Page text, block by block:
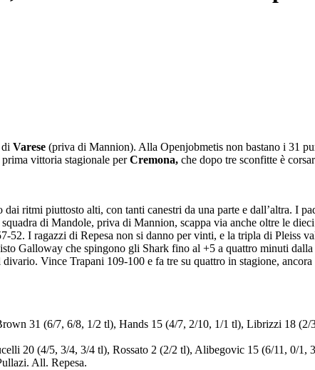
Varese (priva di Mannion). Alla Openjobmetis non bastano i 31
vittoria stagionale perCremona, che dopo tre sconfitte è
ritmi piuttosto alti, con tanti canestri da una parte e dall’altra. I
di Mandole, priva di Mannion, scappa via anche oltre le
I ragazzi di Repesa non si danno per vinti, e la tripla di Pleiss
Galloway che spingono gli Shark fino al +5 a quattro minuti
Vince Trapani 109-100 e fa tre su quattro in stagione, ancora
31 (6/7, 6/8, 1/2 tl), Hands 15 (4/7, 2/10, 1/1 tl), Librizzi 18
20 (4/5, 3/4, 3/4 tl), Rossato 2 (2/2 tl), Alibegovic 15 (6/11, 0/
All. Repesa.